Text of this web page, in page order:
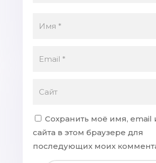
Сохранить моё имя, email
сайта в этом браузере для
последующих моих